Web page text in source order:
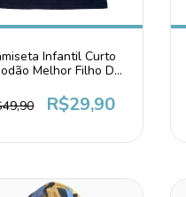
Infantil Curto
Melhor Filho Do
R$29,90